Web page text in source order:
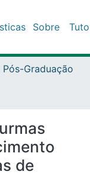
Sobre
Pós-Graduação
de